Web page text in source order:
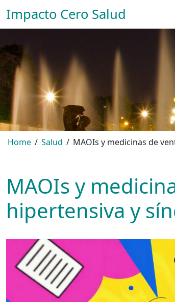
Impacto Cero Salud
Home Salud MAOIs y medicinas de
MAOIs y
hipertensiva y